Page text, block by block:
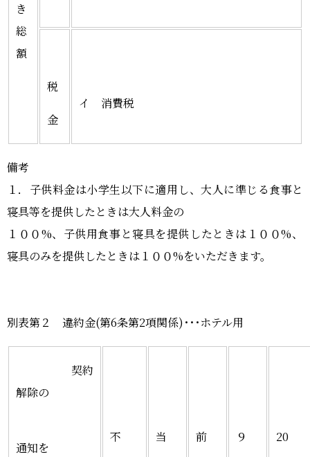
き
総
額
税
金
イ 消費税
備考
１．子供料金は小学生以下に適用し、大人に準じる食事と
寝具等を提供したときは大人料金の
１００%、子供用食事と寝具を提供したときは１００%、
寝具のみを提供したときは１００%をいただきます。
別表第２ 違約金(第6条第2項関係)･･･ホテル用
契約
解除の
通知を
不 当 前 ９ 20